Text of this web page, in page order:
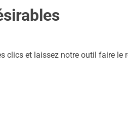
clics et laissez notre outil faire le